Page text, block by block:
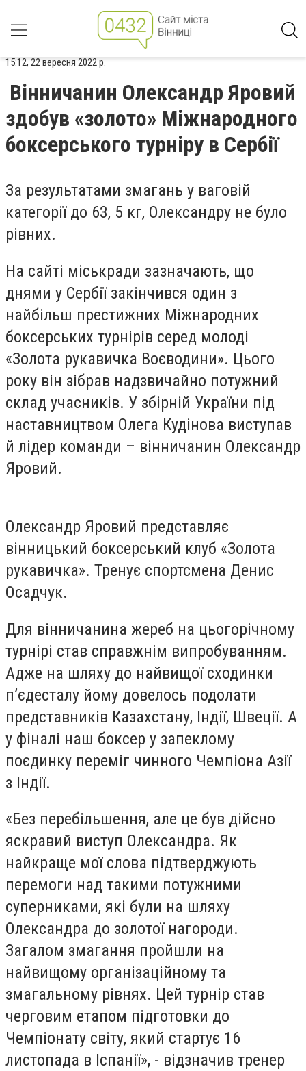
15:12, 22 вересня 2022 р.
Вінничанин Олександр Яровий
здобув «золото» Міжнародного
боксерського турніру в Сербії
За результатами змагань у ваговій
категорії до 63, 5 кг, Олександру не було
рівних.
На сайті міськради зазначають, що
днями у Сербії закінчився один з
найбільш престижних Міжнародних
боксерських турнірів серед молоді
«Золота рукавичка Воєводини». Цього
року він зібрав надзвичайно потужний
склад учасників. У збірній України під
наставництвом Олега Кудінова виступав
й лідер команди – вінничанин Олександр
Яровий.
Олександр Яровий представляє
вінницький боксерський клуб «Золота
рукавичка». Тренує спортсмена Денис
Осадчук.
Для вінничанина жереб на цьогорічному
турнірі став справжнім випробуванням.
Адже на шляху до найвищої сходинки
п’єдесталу йому довелось подолати
представників Казахстану, Індії, Швеції. А
у фіналі наш боксер у запеклому
поєдинку переміг чинного Чемпіона Азії
з Індії.
«Без перебільшення, але це був дійсно
яскравий виступ Олександра. Як
найкраще мої слова підтверджують
перемоги над такими потужними
суперниками, які були на шляху
Олександра до золотої нагороди.
Загалом змагання пройшли на
найвищому організаційному та
змагальному рівнях. Цей турнір став
черговим етапом підготовки до
Чемпіонату світу, який стартує 16
листопада в Іспанії», - відзначив тренер